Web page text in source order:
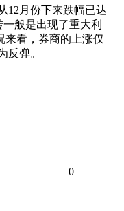
12月份下来跌幅已达
般是出现了重大利
来看，券商的上涨仅
反弹。
0